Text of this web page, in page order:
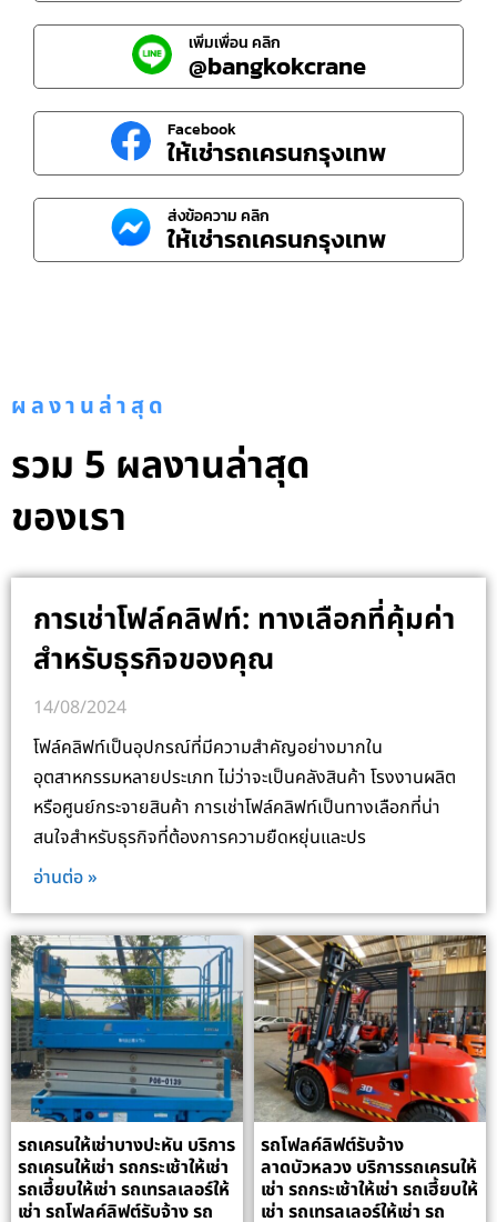
เพิ่มเพื่อน คลิก
@bangkokcrane
Facebook
ให้เช่ารถเครนกรุงเทพ
ส่งข้อความ คลิก
ให้เช่ารถเครนกรุงเทพ
ผลงานล่าสุด
รวม 5 ผลงานล่าสุด
ของเรา
การเช่าโฟล์คลิฟท์: ทางเลือกที่คุ้มค่า
สำหรับธุรกิจของคุณ
14/08/2024
โฟล์คลิฟท์เป็นอุปกรณ์ที่มีความสำคัญอย่างมากใน
อุตสาหกรรมหลายประเภท ไม่ว่าจะเป็นคลังสินค้า โรงงานผลิต
หรือศูนย์กระจายสินค้า การเช่าโฟล์คลิฟท์เป็นทางเลือกที่น่า
สนใจสำหรับธุรกิจที่ต้องการความยืดหยุ่นและปร
อ่านต่อ »
รถเครนให้เช่าบางปะหัน บริการ
รถเครนให้เช่า รถกระเช้าให้เช่า
รถเฮี้ยบให้เช่า รถเทรลเลอร์ให้
เช่า รถโฟลค์ลิฟต์รับจ้าง รถ
รถโฟลค์ลิฟต์รับจ้าง
ลาดบัวหลวง บริการรถเครนให้
เช่า รถกระเช้าให้เช่า รถเฮี้ยบให้
เช่า รถเทรลเลอร์ให้เช่า รถ